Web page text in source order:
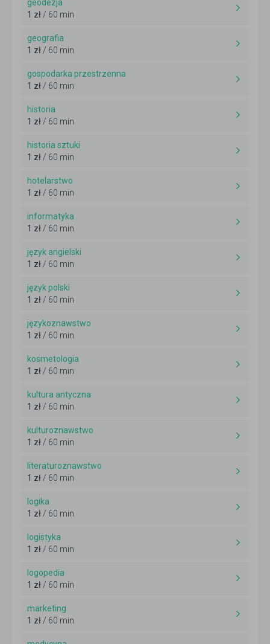
geodezja
1 zł/ 60 min
geografia
1 zł/ 60 min
gospodarka przestrzenna
1 zł/ 60 min
historia
1 zł/ 60 min
historia sztuki
1 zł/ 60 min
hotelarstwo
1 zł/ 60 min
informatyka
1 zł/ 60 min
język angielski
1 zł/ 60 min
język polski
1 zł/ 60 min
językoznawstwo
1 zł/ 60 min
kosmetologia
1 zł/ 60 min
kultura antyczna
1 zł/ 60 min
kulturoznawstwo
1 zł/ 60 min
literaturoznawstwo
1 zł/ 60 min
logika
1 zł/ 60 min
logistyka
1 zł/ 60 min
logopedia
1 zł/ 60 min
marketing
1 zł/ 60 min